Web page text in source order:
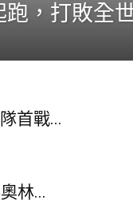
，打敗全
首戰...
林...